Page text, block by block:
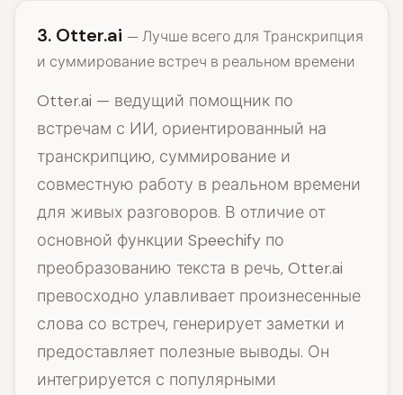
3. Otter.ai — Лучше всего для Транскрипция
и суммирование встреч в реальном времени
Otter.ai — ведущий помощник по
встречам с ИИ, ориентированный на
транскрипцию, суммирование и
совместную работу в реальном времени
для живых разговоров. В отличие от
основной функции Speechify по
преобразованию текста в речь, Otter.ai
превосходно улавливает произнесенные
слова со встреч, генерирует заметки и
предоставляет полезные выводы. Он
интегрируется с популярными